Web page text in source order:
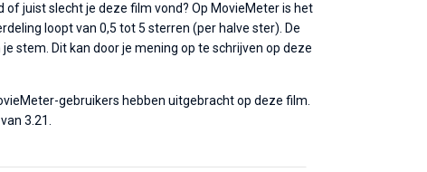
juist slecht je deze film vond? Op MovieMeter is het
loopt van 0,5 tot 5 sterren (per halve ster). De
stem. Dit kan door je mening op te schrijven op deze
gebruikers hebben uitgebracht op deze film.
3.21.